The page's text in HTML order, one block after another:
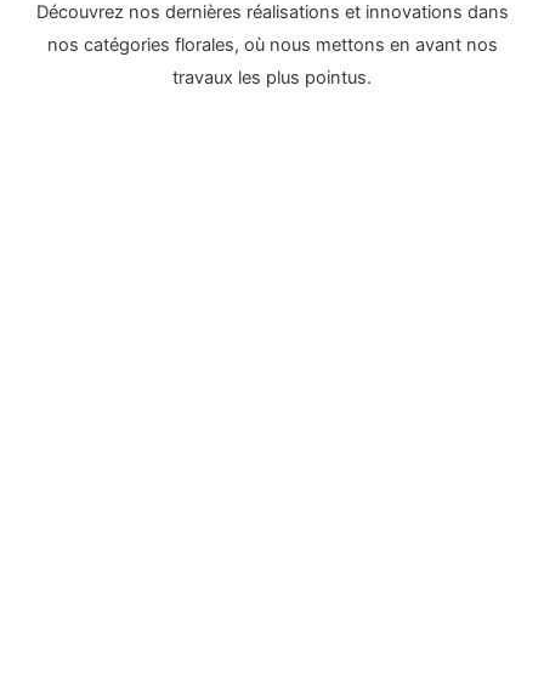
Découvrez nos dernières réalisations et innovations dans
nos catégories florales, où nous mettons en avant nos
travaux les plus pointus.